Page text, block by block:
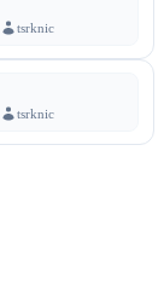
tsrknic
tsrknic